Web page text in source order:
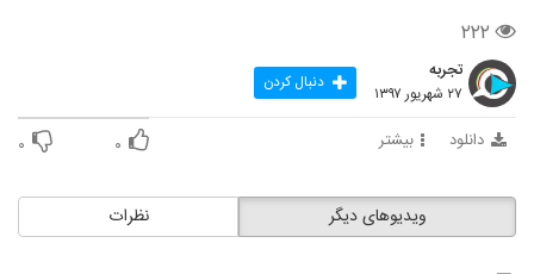
۲۲۲
تجربه
۲۷ شهریور ۱۳۹۷ دنبال کردن
دانلود بیشتر ۰ ۰
نظرات ویدیوهای دیگر